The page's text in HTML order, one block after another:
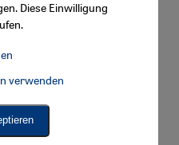
Gründung Israels führte,
den USA hingegen, wo
Diese Einwilligung
Connect, Google Maps Embed,
Connect
verwenden